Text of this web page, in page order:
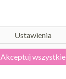
Ustawienia
Akceptuj wszystkie